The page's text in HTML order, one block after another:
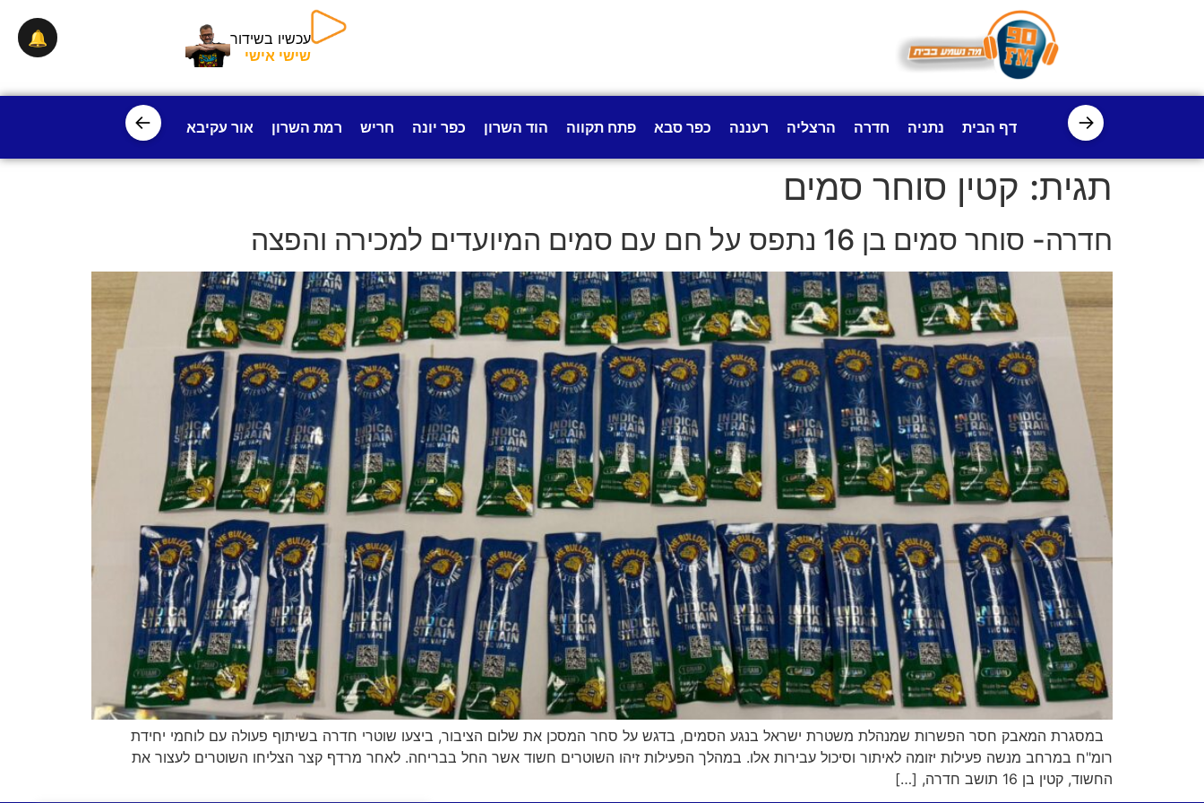
עכשיו בשידור
שישי אישי
→ דף הבית נתניה חדרה הרצליה רעננה כפר סבא פתח תקווה הוד השרון כפר יונה חריש רמת השרון אור עקיבא פרדס חנה
←
תגית: קטין סוחר סמים
חדרה- סוחר סמים בן 16 נתפס על חם עם סמים המיועדים למכירה והפצה
במסגרת המאבק חסר הפשרות שמנהלת משטרת ישראל בנגע הסמים, בדגש על סחר המסכן את שלום הציבור, ביצעו שוטרי חדרה בשיתוף פעולה עם לוחמי יחידת
רומ"ח במרחב מנשה פעילות יזומה לאיתור וסיכול עבירות אלו. במהלך הפעילות זיהו השוטרים חשוד אשר החל בבריחה. לאחר מרדף קצר הצליחו השוטרים לעצור את
החשוד, קטין בן 16 תושב חדרה, […]
🔔